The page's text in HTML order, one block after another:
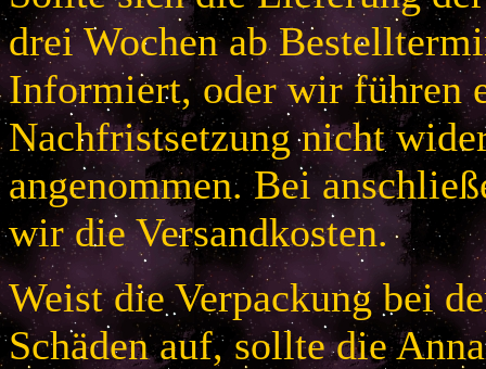
drei Wochen ab
Informiert, oder wir führen
Nachfristsetzung nicht
angenommen. Bei
wir die Versandkosten.
Weist die Verpackung bei
Schäden auf, sollte die